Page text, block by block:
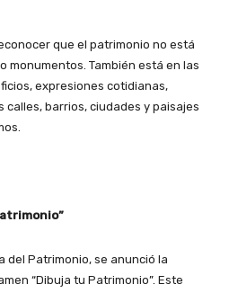
que el patrimonio no está
monumentos. También está en las
expresiones cotidianas,
calles, barrios, ciudades y paisajes
del Patrimonio, se anunció la
“Dibuja tu Patrimonio”. Este